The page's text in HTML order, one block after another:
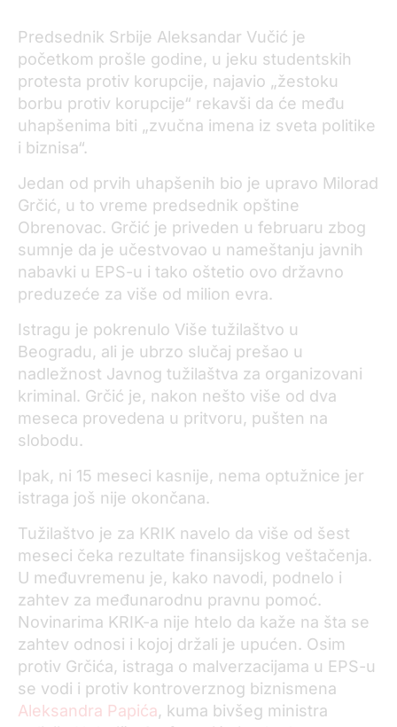
Predsednik Srbije Aleksandar Vučić je
početkom prošle godine, u jeku studentskih
protesta protiv korupcije, najavio „žestoku
borbu protiv korupcije“ rekavši da će među
uhapšenima biti „zvučna imena iz sveta politike
i biznisa“.
Jedan od prvih uhapšenih bio je upravo Milorad
Grčić, u to vreme predsednik opštine
Obrenovac. Grčić je priveden u februaru zbog
sumnje da je učestvovao u nameštanju javnih
nabavki u EPS-u i tako oštetio ovo državno
preduzeće za više od milion evra.
Istragu je pokrenulo Više tužilaštvo u
Beogradu, ali je ubrzo slučaj prešao u
nadležnost Javnog tužilaštva za organizovani
kriminal. Grčić je, nakon nešto više od dva
meseca provedena u pritvoru, pušten na
slobodu.
Ipak, ni 15 meseci kasnije, nema optužnice jer
istraga još nije okončana.
Tužilaštvo je za KRIK navelo da više od šest
meseci čeka rezultate finansijskog veštačenja.
U međuvremenu je, kako navodi, podnelo i
zahtev za međunarodnu pravnu pomoć.
Novinarima KRIK-a nije htelo da kaže na šta se
zahtev odnosi i kojoj držali je upućen. Osim
protiv Grčića, istraga o malverzacijama u EPS-u
se vodi i protiv kontroverznog biznismena
Aleksandra Papića, kuma bivšeg ministra